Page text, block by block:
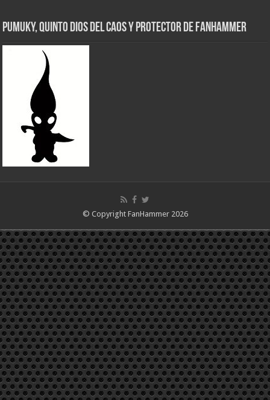
Pumuky, Quinto Dios del Caos y Protector de FanHammer
© Copyright FanHammer 2026